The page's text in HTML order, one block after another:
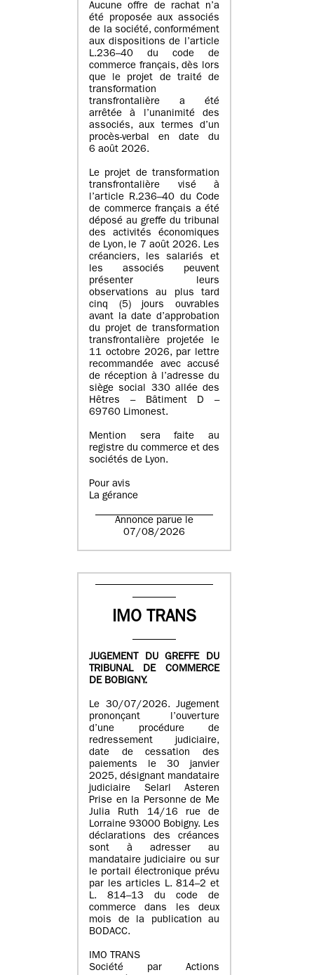
Aucune offre de rachat n’a
été proposée aux associés
de la société, conformément
aux dispositions de l’article
L.236–40 du code de
commerce français, dès lors
que le projet de traité de
transformation
transfrontalière a été
arrêtée à l’unanimité des
associés, aux termes d’un
procès-verbal en date du
6 août 2026.
Le projet de transformation
transfrontalière visé à
l’article R.236–40 du Code
de commerce français a été
déposé au greffe du tribunal
des activités économiques
de Lyon, le 7 août 2026. Les
créanciers, les salariés et
les associés peuvent
présenter leurs
observations au plus tard
cinq (5) jours ouvrables
avant la date d’approbation
du projet de transformation
transfrontalière projetée le
11 octobre 2026, par lettre
recommandée avec accusé
de réception à l’adresse du
siège social 330 allée des
Hêtres – Bâtiment D –
69760 Limonest.
Mention sera faite au
registre du commerce et des
sociétés de Lyon.
Pour avis
La gérance
Annonce parue le
07/08/2026
IMO TRANS
JUGEMENT DU GREFFE DU
TRIBUNAL DE COMMERCE
DE BOBIGNY.
Le 30/07/2026. Jugement
prononçant l’ouverture
d’une procédure de
redressement judiciaire,
date de cessation des
paiements le 30 janvier
2025, désignant mandataire
judiciaire Selarl Asteren
Prise en la Personne de Me
Julia Ruth 14/16 rue de
Lorraine 93000 Bobigny. Les
déclarations des créances
sont à adresser au
mandataire judiciaire ou sur
le portail électronique prévu
par les articles L. 814–2 et
L. 814–13 du code de
commerce dans les deux
mois de la publication au
BODACC.
IMO TRANS
Société par Actions